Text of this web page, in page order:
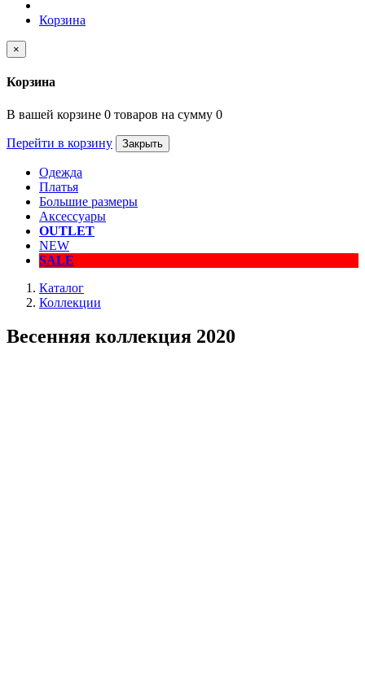
Корзина
×
Корзина
В вашей корзине 0 товаров на сумму 0
Перейти в корзину Закрыть
Одежда
Платья
Большие размеры
Аксессуары
OUTLET
NEW
SALE
Каталог
Коллекции
Весенняя коллекция 2020